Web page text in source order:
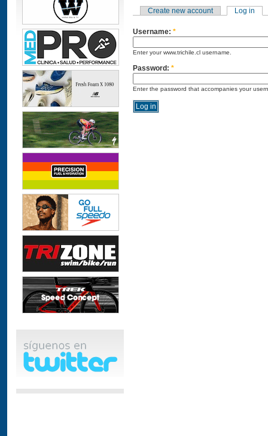
Create new account Log in
Username: *
Enter your www.trichile.cl username.
Password: *
Enter the password that accompanies your